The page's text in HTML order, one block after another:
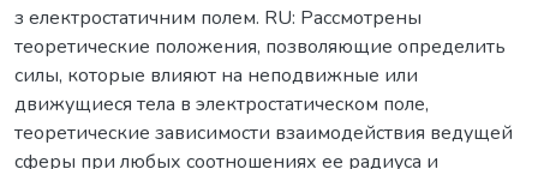
з електростатичним полем. RU: Рассмотрены
теоретические положения, позволяющие определить
силы, которые влияют на неподвижные или
движущиеся тела в электростатическом поле,
теоретические зависимости взаимодействия ведущей
сферы при любых соотношениях ее радиуса и